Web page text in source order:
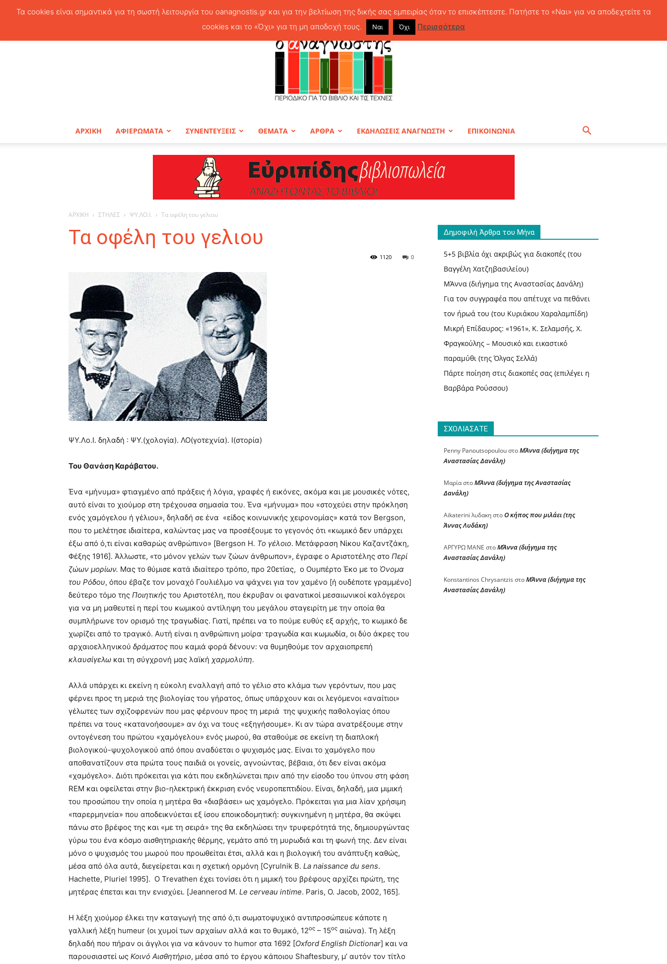
Παρασκευή, 7 Αυγούστου, 2026
ΑΡΧΙΚΗ ΑΦΙΕΡΩΜΑΤΑ ΣΥΝΕΝΤΕΥΞΕΙΣ ΘΕΜΑΤΑ ΑΡΘΡΑ ΕΚΔΗΛΩΣΕΙΣ ΑΝΑΓΝΩΣΤΗ ΕΠΙΚΟΙΝΩΝΙΑ
ΑΡΧΙΚΗ ΣΤΗΛΕΣ ΨΥ.ΛΟ.Ι. Τα οφέλη του γελιου
Τα οφέλη του γελιου
0
1120
ΨΥ.Λο.Ι. δηλαδή : ΨΥ.(χολογία). ΛΟ(γοτεχνία). Ι(στορία)
Του Θανάση Καράβατου.
Ένα «μήνυμα» φτιαγμένο από πράξεις ή λόγια, γραφές ή εικόνες, ακόμα και με μουσικές νότες,
αυτό είναι το χιούμορ στη τρέχουσα σημασία του. Ένα «μήνυμα» που «στοχεύει στην πρόκληση
ενός χαμόγελου ή γέλιου», δηλαδή σε ένα «είδος κοινωνικής χειρονομίας» κατά τον Bergson,
που το μελέτησε ιδιαίτερα, καλώντας μας να προσέξουμε το γεγονός ότι «κωμικό δεν υπάρχει
έξω από ό,τι είναι καθαρώς ανθρώπινο» [Bergson Η. Το γέλοιο. Μετάφραση Νίκου Καζαντζάκη,
Φέξης 1916]. Άλλωστε, «το μόνον γελών των ζώων άνθρωπον», έγραφε ο Αριστοτέλης στο Περί
ζώων μορίων. Μας το θύμισε κατά ιδιαίτερο τρόπο, προ 20ετίας, ο Ουμπέρτο Έκο με το Όνομα
του Ρόδου, όπου έβαζε τον μοναχό Γουλιέλμο να ψάχνει για τον χαμένο [ή ουδέποτε γραμμένο]
δεύτερο τόμο της Ποιητικής του Αριστοτέλη, που έκρυβαν οι φανατικοί μεσαιωνικοί καλόγεροι
για να μη μαθευτεί η περί του κωμικού αντίληψη του μεγάλου σταγειρίτη με την οποία θα
συμπλήρωνε τον ορισμό της τραγωδίας. Γιατί, πρέπει να το πούμε ευθύς εξ αρχής, το κωμικό δε
χωρίζει από το τραγικό. Αυτή είναι η ανθρώπινη μοίρα. τραγωδία και κωμωδία, οι δύο άκρες του
αρχαιοελληνικού δράματος που καμιά φορά δένουν: να θυμηθούμε τον αρχαιοπρεπή
κλαυσίγελω και τη σύγχρονή μας λαϊκή χαρμολύπη.
Αλλά υπάρχει κι εκείνη η εύκολη εναλλαγή από το γέλιο στο κλάμα των γερόντων, που μας
φέρνει προς τη μεριά της βιολογίας του γήρατος, όπως υπάρχουν και οι λεγόμενοι «αναίτιοι»
γέλωτες των σχιζοφρενών που μας φέρνουν προς τη μεριά της ψυχικής παθολογίας όπου
πρέπει να τους «κατανοήσουμε» αν όχι να τους «εξηγήσουμε». Κι αν τώρα ανατρέξουμε στην
οντογένεση του πρώτου «χαμόγελου» ενός μωρού, θα σταθούμε σε εκείνη τη διαπλοκή
βιολογικού-ψυχολογικού από όπου αναδύεται ο ψυχισμός μας. Είναι το χαμόγελο που
αποθανατίζουν στα πρώτα τους παιδιά οι γονείς, αγνοώντας, βέβαια, ότι δεν είναι ακόμα
«χαμόγελο». Διότι πρόκειται για κάτι που εκδηλώνεται πριν από την είσοδο του ύπνου στη φάση
REM και οφείλεται στην βιο-ηλεκτρική έκκριση ενός νευροπεπτιδίου. Είναι, δηλαδή, μια μιμική
του προσώπου την οποία η μητέρα θα «διαβάσει» ως χαμόγελο. Πρόκειται για μια λίαν χρήσιμη
«παρερμηνεία» που αποδεικνύεται εξ ίσου εποικοδομητική: συγκινημένη η μητέρα, θα σκύψει
πάνω στο βρέφος της και «με τη σειρά» της θα εκδηλώσει την τρυφερότητά της, δημιουργώντας
γύρω του ένα κόσμο αισθητηριακής θέρμης, γεμάτο από τη μυρωδιά και τη φωνή της. Δεν είναι
μόνο ο ψυχισμός του μωρού που προωθείται έτσι, αλλά και η βιολογική του ανάπτυξη καθώς,
μέσα από όλα αυτά, διεγείρεται και η σχετική ορμόνη [Cyrulnik B. La naissance du sens.
Hachette, Pluriel 1995]. Ο Trevathen έχει τονίσει ότι η μιμική του βρέφους αρχίζει πρώτη, της
μητέρας έπεται και την ενισχύει. [Jeannerod M. Le cerveau intime. Paris, O. Jacob, 2002, 165].
Η λέξη χιούμορ έλκει την καταγωγή της από ό,τι σωματοψυχικό αντιπροσώπευε κάποτε η
γαλλική λέξη humeur (οι χυμοί των αρχαίων αλλά και το θυμικό, 12ος – 15ος αιώνα). Τη λέξη
δηλαδή που πήραν οι άγγλοι για να κάνουν το humor στα 1692 [Oxford English Dictionar] και να
παρουσιαστεί ως Κοινό Αισθητήριο, μέσα από το έργου κάποιου Shaftesbury, μ’ αυτόν τον τίτλο
Δημοφιλή Άρθρα του Μήνα
5+5 βιβλία όχι ακριβώς για διακοπές (του
Βαγγέλη Χατζηβασιλείου)
ΜΆννα (διήγημα της Αναστασίας Δανάλη)
Για τον συγγραφέα που απέτυχε να πεθάνει
τον ήρωά του (του Κυριάκου Χαραλαμπίδη)
Μικρή Επίδαυρος: «1961», Κ. Σελαμσής, Χ.
Φραγκούλης – Μουσικό και εικαστικό
παραμύθι (της Όλγας Σελλά)
Πάρτε ποίηση στις διακοπές σας (επιλέγει η
Βαρβάρα Ρούσσου)
ΣΧΟΛΙΑΣΑΤΕ
Penny PanoutsopoulouστοΜΆννα (διήγημα της
Αναστασίας Δανάλη)
ΜαρίαστοΜΆννα (διήγημα της Αναστασίας
Δανάλη)
Aikaterini λυδακηστοΟ κήπος που μιλάει (της
Άννας Λυδάκη)
ΑΡΓΥΡΩ ΜΑΝΕ στοΜΆννα (διήγημα της
Αναστασίας Δανάλη)
Konstantinos Chrysantzis στοΜΆννα (διήγημα της
Αναστασίας Δανάλη)
Τα cookies είναι σημαντικά για τη σωστή λειτουργία του oanagnostis.gr και για την βελτίωση της δικής σας εμπειρίας όταν το επισκέπτεστε. Πατήστε το «Ναι» για να αποδεχτείτε τα
cookies και το «Όχι» για τη μη αποδοχή τους.
Ναι Όχι Περισσότερα